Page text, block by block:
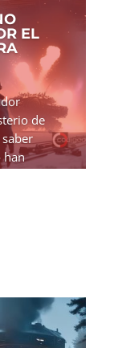
EL
de
han